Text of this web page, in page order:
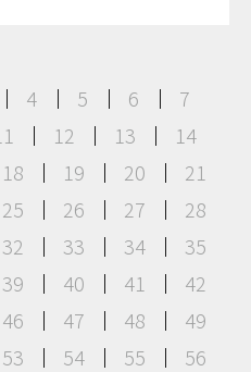
4 5 6
7
12 13
14
18 19 20
21
25 26 27
28
32 33 34
35
39 40 41
42
46 47 48
49
53 54 55
56